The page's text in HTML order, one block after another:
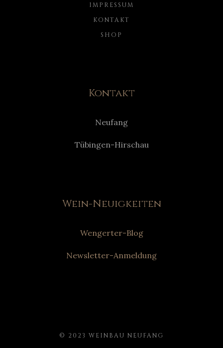
IMPRESSUM
KONTAKT
SHOP
Kontakt
Neufang
Tübingen-Hirschau
Wein-Neuigkeiten
Wengerter-Blog
Newsletter-Anmeldung
© 2023 WEINBAU NEUFANG